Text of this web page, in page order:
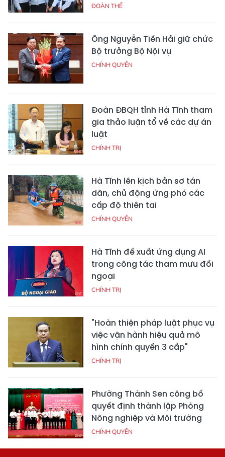
ĐOÀN THỂ
Ông Nguyễn Tiến Hải giữ chức
Bộ trưởng Bộ Nội vụ
CHÍNH QUYỀN
Đoàn ĐBQH tỉnh Hà Tĩnh tham
gia thảo luận tổ về các dự án
luật
CHÍNH TRỊ
Hà Tĩnh lên kịch bản sơ tán
dân, chủ động ứng phó các
cấp độ thiên tai
CHÍNH QUYỀN
Hà Tĩnh đề xuất ứng dụng AI
trong công tác tham mưu đối
ngoại
CHÍNH TRỊ
"Hoàn thiện pháp luật phục vụ
việc vận hành hiệu quả mô
hình chính quyền 3 cấp"
CHÍNH TRỊ
Phường Thành Sen công bố
quyết định thành lập Phòng
Nông nghiệp và Môi trường
CHÍNH QUYỀN